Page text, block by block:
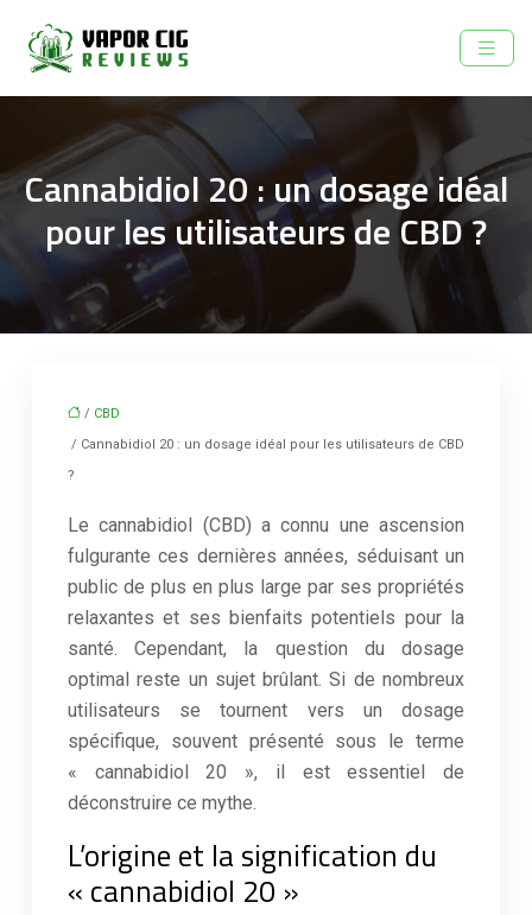
Cannabidiol 20 : un dosage idéal
pour les utilisateurs de CBD ?
/ CBD
/ Cannabidiol 20 : un dosage idéal pour les utilisateurs de CBD
?
Le cannabidiol (CBD) a connu une ascension
fulgurante ces dernières années, séduisant un
public de plus en plus large par ses propriétés
relaxantes et ses bienfaits potentiels pour la
santé. Cependant, la question du dosage
optimal reste un sujet brûlant. Si de nombreux
utilisateurs se tournent vers un dosage
spécifique, souvent présenté sous le terme
« cannabidiol 20 », il est essentiel de
déconstruire ce mythe.
L’origine et la signification du
« cannabidiol 20 »